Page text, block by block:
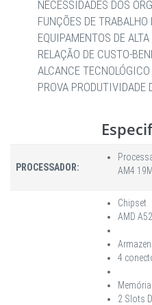
NECESSIDADES DOS
FUNÇÕES DE
EQUIPAMENTOS DE
RELAÇÃO DE CUSTO-
ALCANCE
PROVA PRODUTIVIDADE
PROCESSADOR:
AM4
Chipset
AMD
4
2 Slots